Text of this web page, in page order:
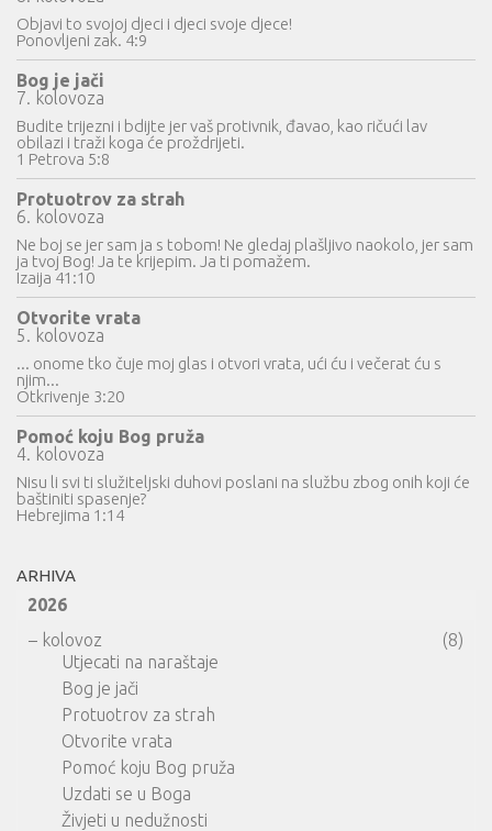
Objavi to svojoj djeci i djeci svoje djece!
Ponovljeni zak. 4:9
Bog je jači
7. kolovoza
Budite trijezni i bdijte jer vaš protivnik, đavao, kao ričući lav
obilazi i traži koga će proždrijeti.
1 Petrova 5:8
Protuotrov za strah
6. kolovoza
Ne boj se jer sam ja s tobom! Ne gledaj plašljivo naokolo, jer sam
ja tvoj Bog! Ja te krijepim. Ja ti pomažem.
Izaija 41:10
Otvorite vrata
5. kolovoza
... onome tko čuje moj glas i otvori vrata, ući ću i večerat ću s
njim...
Otkrivenje 3:20
Pomoć koju Bog pruža
4. kolovoza
Nisu li svi ti služiteljski duhovi poslani na službu zbog onih koji će
baštiniti spasenje?
Hebrejima 1:14
ARHIVA
2026
– kolovoz
(8)
Utjecati na naraštaje
Bog je jači
Protuotrov za strah
Otvorite vrata
Pomoć koju Bog pruža
Uzdati se u Boga
Živjeti u nedužnosti